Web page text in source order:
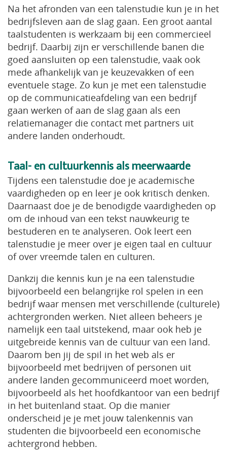
Na het afronden van een talenstudie kun je in het
bedrijfsleven aan de slag gaan. Een groot aantal
taalstudenten is werkzaam bij een commercieel
bedrijf. Daarbij zijn er verschillende banen die
goed aansluiten op een talenstudie, vaak ook
mede afhankelijk van je keuzevakken of een
eventuele stage. Zo kun je met een talenstudie
op de communicatieafdeling van een bedrijf
gaan werken of aan de slag gaan als een
relatiemanager die contact met partners uit
andere landen onderhoudt.
Taal- en cultuurkennis als meerwaarde
Tijdens een talenstudie doe je academische
vaardigheden op en leer je ook kritisch denken.
Daarnaast doe je de benodigde vaardigheden op
om de inhoud van een tekst nauwkeurig te
bestuderen en te analyseren. Ook leert een
talenstudie je meer over je eigen taal en cultuur
of over vreemde talen en culturen.
Dankzij die kennis kun je na een talenstudie
bijvoorbeeld een belangrijke rol spelen in een
bedrijf waar mensen met verschillende (culturele)
achtergronden werken. Niet alleen beheers je
namelijk een taal uitstekend, maar ook heb je
uitgebreide kennis van de cultuur van een land.
Daarom ben jij de spil in het web als er
bijvoorbeeld met bedrijven of personen uit
andere landen gecommuniceerd moet worden,
bijvoorbeeld als het hoofdkantoor van een bedrijf
in het buitenland staat. Op die manier
onderscheid je je met jouw talenkennis van
studenten die bijvoorbeeld een economische
achtergrond hebben.